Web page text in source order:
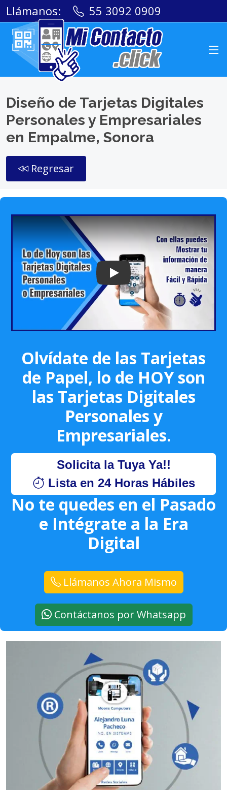
Llámanos: 55 3092 0909
Diseño de Tarjetas Digitales
Personales y Empresariales
en Empalme, Sonora
Regresar
Play: Keynote (Google I/O '18)
Olvídate de las Tarjetas
de Papel, lo de HOY son
las Tarjetas Digitales
Personales y
Empresariales.
Solicita la Tuya Ya!!
Lista en 24 Horas Hábiles
No te quedes en el Pasado
e Intégrate a la Era
Digital
Llámanos Ahora Mismo
Contáctanos por Whatsapp